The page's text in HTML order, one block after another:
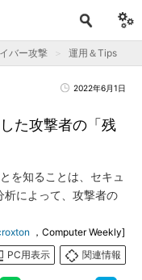
バー攻撃 運用＆Tips
2022年6月1日
た攻撃者の「残
を知ることは、セキュ
析によって、攻撃者の
，Computer Weekly]
PC用表示
関連情報